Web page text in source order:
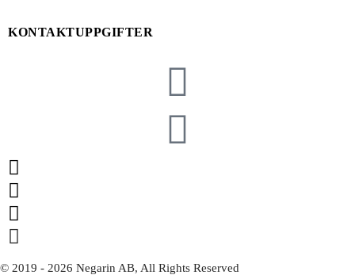
KONTAKTUPPGIFTER
© 2019 - 2026 Negarin AB, All Rights Reserved